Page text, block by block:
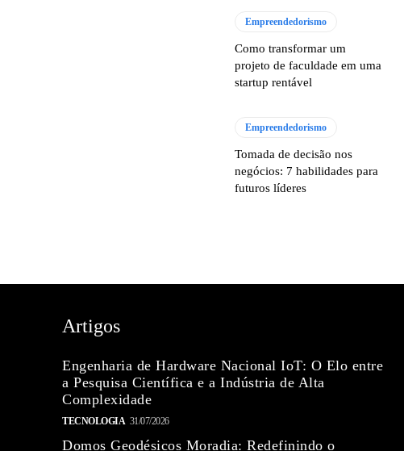
Empreendedorismo
Como transformar um
projeto de faculdade em uma
startup rentável
Empreendedorismo
Tomada de decisão nos
negócios: 7 habilidades para
futuros líderes
Artigos
Engenharia de Hardware Nacional IoT: O Elo entre
a Pesquisa Científica e a Indústria de Alta
Complexidade
TECNOLOGIA 31/07/2026
Domos Geodésicos Moradia: Redefinindo o